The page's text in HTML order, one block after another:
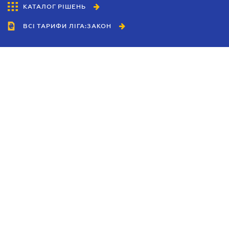
КАТАЛОГ РІШЕНЬ
ВСІ ТАРИФИ ЛІГА:ЗАКОН